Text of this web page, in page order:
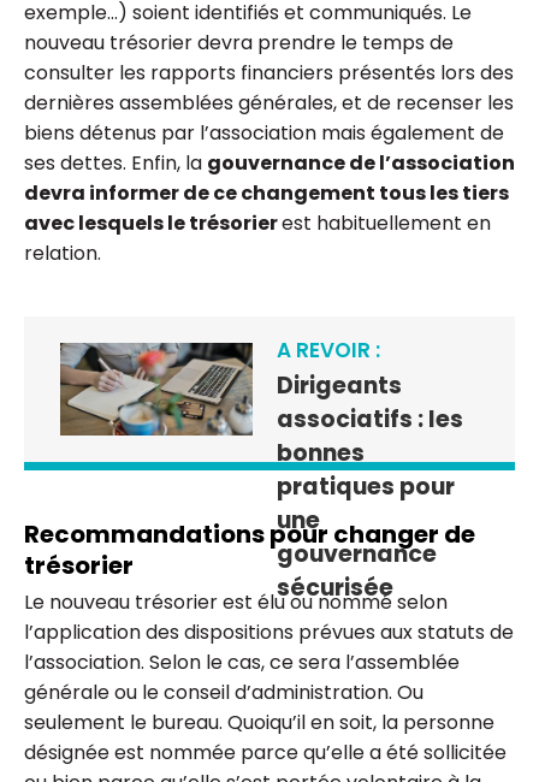
exemple…) soient identifiés et communiqués. Le
nouveau trésorier devra prendre le temps de
consulter les rapports financiers présentés lors des
dernières assemblées générales, et de recenser les
biens détenus par l’association mais également de
ses dettes. Enfin, la gouvernance de l’association
devra informer de ce changement tous les tiers
avec lesquels le trésorierest habituellement en
relation.
A REVOIR :
Dirigeants
associatifs : les
bonnes
pratiques pour
une
gouvernance
sécurisée
Recommandations pour changer de
trésorier
Le nouveau trésorier est élu ou nommé selon
l’application des dispositions prévues aux statuts de
l’association. Selon le cas, ce sera l’assemblée
générale ou le conseil d’administration. Ou
seulement le bureau. Quoiqu’il en soit, la personne
désignée est nommée parce qu’elle a été sollicitée